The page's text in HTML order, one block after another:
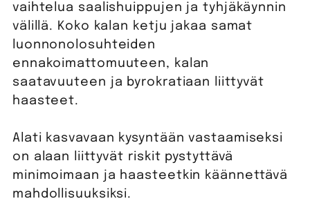
vaihtelua saalishuippujen ja tyhjäkäynnin
välillä. Koko kalan ketju jakaa samat
luonnonolosuhteiden
ennakoimattomuuteen, kalan
saatavuuteen ja byrokratiaan liittyvät
haasteet.
Alati kasvavaan kysyntään vastaamiseksi
on alaan liittyvät riskit pystyttävä
minimoimaan ja haasteetkin käännettävä
mahdollisuuksiksi.